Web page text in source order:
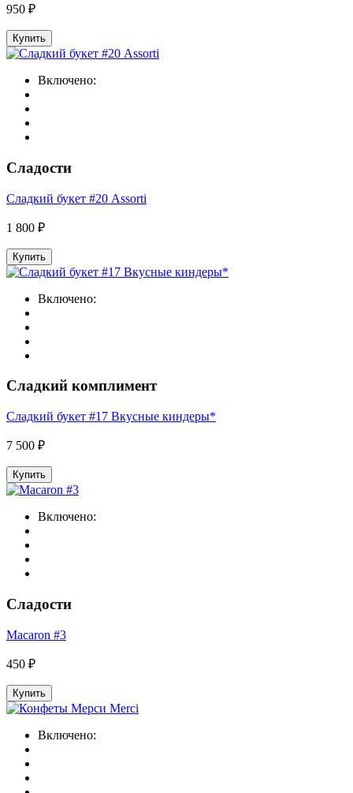
950 ₽
Купить
Включено:
Сладости
Сладкий букет #20 Assorti
1 800 ₽
Купить
Включено:
Сладкий комплимент
Сладкий букет #17 Вкусные киндеры*
7 500 ₽
Купить
Включено:
Сладости
Macaron #3
450 ₽
Купить
Включено: